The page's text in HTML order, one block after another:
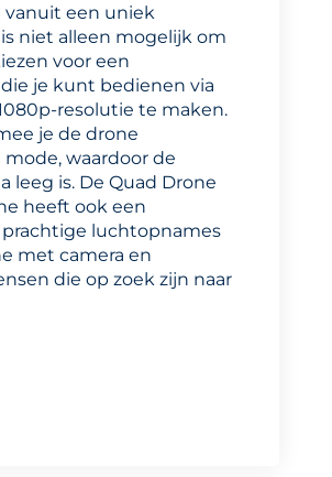
vanuit een uniek
niet alleen mogelijk om
voor een
je kunt bedienen via
resolutie te maken.
je de drone
waardoor de
is. De Quad Drone
heeft ook een
luchtopnames
met camera en
die op zoek zijn naar